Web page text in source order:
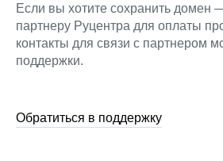
Если вы хотите сохранить домен
партнеру Руцентра для оплаты
контакты для связи с партнером
поддержки.
Обратиться в поддержку